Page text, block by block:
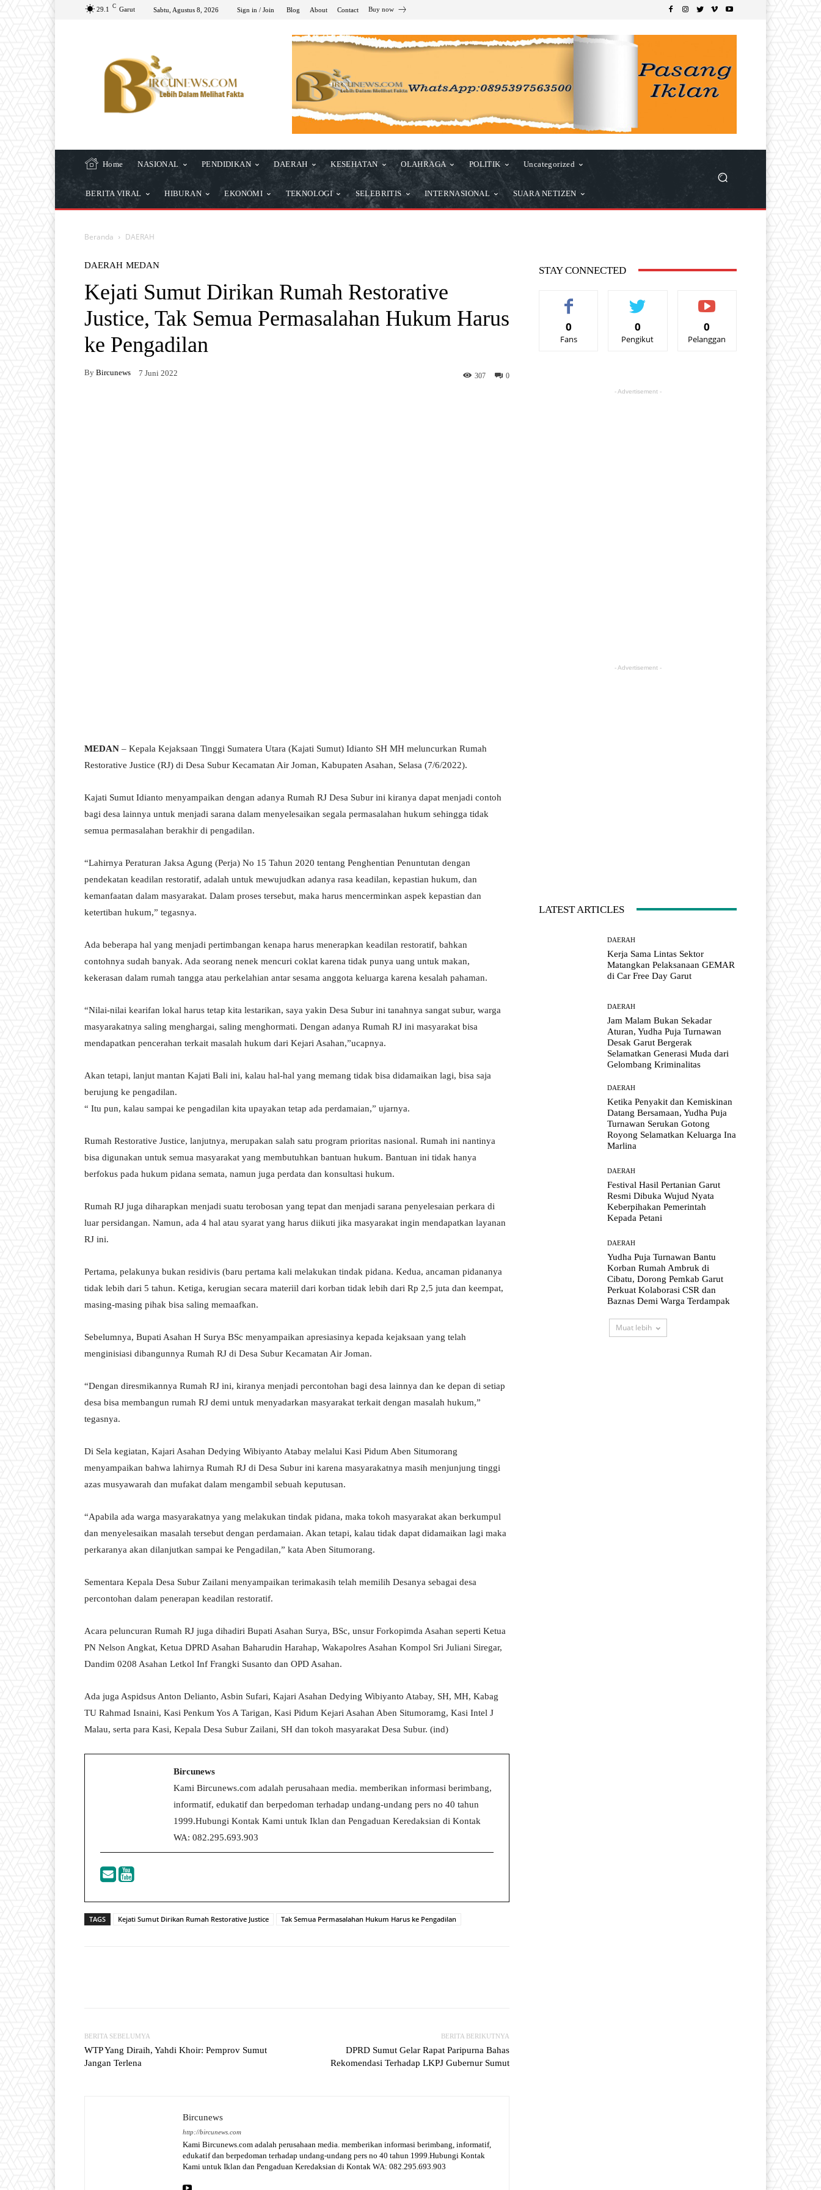
29.1 C Garut Sabtu, Agustus 8, 2026 Sign in / Join Blog About Contact Buy now
Home NASIONAL PENDIDIKAN DAERAH KESEHATAN OLAHRAGA POLITIK Uncategorized
BERITA VIRAL HIBURAN EKONOMI TEKNOLOGI SELEBRITIS INTERNASIONAL SUARA NETIZEN
Beranda DAERAH
DAERAH MEDAN
Kejati Sumut Dirikan Rumah Restorative
Justice, Tak Semua Permasalahan Hukum Harus
ke Pengadilan
By Bircunews 7 Juni 2022 0
307
MEDAN – Kepala Kejaksaan Tinggi Sumatera Utara (Kajati Sumut) Idianto SH MH meluncurkan Rumah
Restorative Justice (RJ) di Desa Subur Kecamatan Air Joman, Kabupaten Asahan, Selasa (7/6/2022).
Kajati Sumut Idianto menyampaikan dengan adanya Rumah RJ Desa Subur ini kiranya dapat menjadi contoh
bagi desa lainnya untuk menjadi sarana dalam menyelesaikan segala permasalahan hukum sehingga tidak
semua permasalahan berakhir di pengadilan.
“Lahirnya Peraturan Jaksa Agung (Perja) No 15 Tahun 2020 tentang Penghentian Penuntutan dengan
pendekatan keadilan restoratif, adalah untuk mewujudkan adanya rasa keadilan, kepastian hukum, dan
kemanfaatan dalam masyarakat. Dalam proses tersebut, maka harus mencerminkan aspek kepastian dan
ketertiban hukum,” tegasnya.
Ada beberapa hal yang menjadi pertimbangan kenapa harus menerapkan keadilan restoratif, bahkan
contohnya sudah banyak. Ada seorang nenek mencuri coklat karena tidak punya uang untuk makan,
kekerasan dalam rumah tangga atau perkelahian antar sesama anggota keluarga karena kesalah pahaman.
“Nilai-nilai kearifan lokal harus tetap kita lestarikan, saya yakin Desa Subur ini tanahnya sangat subur, warga
masyarakatnya saling menghargai, saling menghormati. Dengan adanya Rumah RJ ini masyarakat bisa
mendapatkan pencerahan terkait masalah hukum dari Kejari Asahan,”ucapnya.
Akan tetapi, lanjut mantan Kajati Bali ini, kalau hal-hal yang memang tidak bisa didamaikan lagi, bisa saja
berujung ke pengadilan.
“ Itu pun, kalau sampai ke pengadilan kita upayakan tetap ada perdamaian,” ujarnya.
Rumah Restorative Justice, lanjutnya, merupakan salah satu program prioritas nasional. Rumah ini nantinya
bisa digunakan untuk semua masyarakat yang membutuhkan bantuan hukum. Bantuan ini tidak hanya
berfokus pada hukum pidana semata, namun juga perdata dan konsultasi hukum.
Rumah RJ juga diharapkan menjadi suatu terobosan yang tepat dan menjadi sarana penyelesaian perkara di
luar persidangan. Namun, ada 4 hal atau syarat yang harus diikuti jika masyarakat ingin mendapatkan layanan
RJ ini.
Pertama, pelakunya bukan residivis (baru pertama kali melakukan tindak pidana. Kedua, ancaman pidananya
tidak lebih dari 5 tahun. Ketiga, kerugian secara materiil dari korban tidak lebih dari Rp 2,5 juta dan keempat,
masing-masing pihak bisa saling memaafkan.
Sebelumnya, Bupati Asahan H Surya BSc menyampaikan apresiasinya kepada kejaksaan yang telah
menginisiasi dibangunnya Rumah RJ di Desa Subur Kecamatan Air Joman.
“Dengan diresmikannya Rumah RJ ini, kiranya menjadi percontohan bagi desa lainnya dan ke depan di setiap
desa bisa membangun rumah RJ demi untuk menyadarkan masyarakat terkait dengan masalah hukum,”
tegasnya.
Di Sela kegiatan, Kajari Asahan Dedying Wibiyanto Atabay melalui Kasi Pidum Aben Situmorang
menyampaikan bahwa lahirnya Rumah RJ di Desa Subur ini karena masyarakatnya masih menjunjung tinggi
azas musyawarah dan mufakat dalam mengambil sebuah keputusan.
“Apabila ada warga masyarakatnya yang melakukan tindak pidana, maka tokoh masyarakat akan berkumpul
dan menyelesaikan masalah tersebut dengan perdamaian. Akan tetapi, kalau tidak dapat didamaikan lagi maka
perkaranya akan dilanjutkan sampai ke Pengadilan,” kata Aben Situmorang.
Sementara Kepala Desa Subur Zailani menyampaikan terimakasih telah memilih Desanya sebagai desa
percontohan dalam penerapan keadilan restoratif.
Acara peluncuran Rumah RJ juga dihadiri Bupati Asahan Surya, BSc, unsur Forkopimda Asahan seperti Ketua
PN Nelson Angkat, Ketua DPRD Asahan Baharudin Harahap, Wakapolres Asahan Kompol Sri Juliani Siregar,
Dandim 0208 Asahan Letkol Inf Frangki Susanto dan OPD Asahan.
Ada juga Aspidsus Anton Delianto, Asbin Sufari, Kajari Asahan Dedying Wibiyanto Atabay, SH, MH, Kabag
TU Rahmad Isnaini, Kasi Penkum Yos A Tarigan, Kasi Pidum Kejari Asahan Aben Situmoramg, Kasi Intel J
Malau, serta para Kasi, Kepala Desa Subur Zailani, SH dan tokoh masyarakat Desa Subur. (ind)
Bircunews
Kami Bircunews.com adalah perusahaan media. memberikan informasi berimbang,
informatif, edukatif dan berpedoman terhadap undang-undang pers no 40 tahun
1999.Hubungi Kontak Kami untuk Iklan dan Pengaduan Keredaksian di Kontak
WA: 082.295.693.903
TAGS Kejati Sumut Dirikan Rumah Restorative Justice Tak Semua Permasalahan Hukum Harus ke Pengadilan
BERITA SEBELUMYA
WTP Yang Diraih, Yahdi Khoir: Pemprov Sumut
Jangan Terlena
BERITA BERIKUTNYA
DPRD Sumut Gelar Rapat Paripurna Bahas
Rekomendasi Terhadap LKPJ Gubernur Sumut
Bircunews
http://bircunews.com
Kami Bircunews.com adalah perusahaan media. memberikan informasi berimbang, informatif,
edukatif dan berpedoman terhadap undang-undang pers no 40 tahun 1999.Hubungi Kontak
Kami untuk Iklan dan Pengaduan Keredaksian di Kontak WA: 082.295.693.903
STAY CONNECTED
0
Fans
0
Pengikut
0
Pelanggan
- Advertisement -
- Advertisement -
LATEST ARTICLES
DAERAH
Kerja Sama Lintas Sektor
Matangkan Pelaksanaan GEMAR
di Car Free Day Garut
DAERAH
Jam Malam Bukan Sekadar
Aturan, Yudha Puja Turnawan
Desak Garut Bergerak
Selamatkan Generasi Muda dari
Gelombang Kriminalitas
DAERAH
Ketika Penyakit dan Kemiskinan
Datang Bersamaan, Yudha Puja
Turnawan Serukan Gotong
Royong Selamatkan Keluarga Ina
Marlina
DAERAH
Festival Hasil Pertanian Garut
Resmi Dibuka Wujud Nyata
Keberpihakan Pemerintah
Kepada Petani
DAERAH
Yudha Puja Turnawan Bantu
Korban Rumah Ambruk di
Cibatu, Dorong Pemkab Garut
Perkuat Kolaborasi CSR dan
Baznas Demi Warga Terdampak
Muat lebih